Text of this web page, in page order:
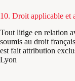
10. Droit applicable et
Tout litige en relation
soumis au droit
est fait attribution
Lyon